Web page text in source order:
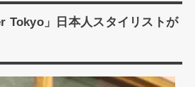
Tokyo」日本人スタイリストが